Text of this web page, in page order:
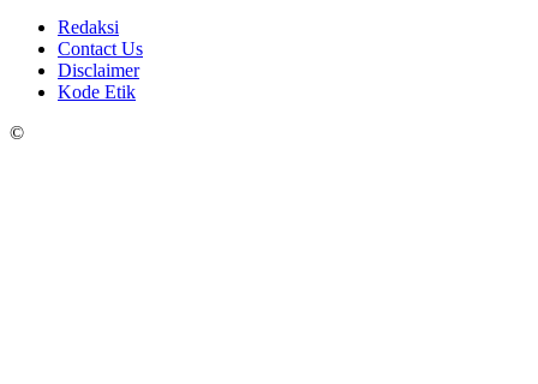
Redaksi
Contact Us
Disclaimer
Kode Etik
©